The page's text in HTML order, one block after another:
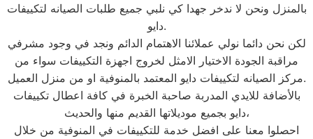
بالمنزل ونحن لا ندخر جهدا كي نلبي جميع طلبات الصيانه لتكييفات
دايو.
لكن نحن دائما نولي عملائنا الاهتمام الدائم ونجد في وجود مشرفي
مراقبة الجودة الاختيار الامثل لخروج اجهزة التكييفات سواء من
مركز الصيانه لتكييفات دايو المعتمد بالمنوفية او من منزل العميل.
بالأضافة للايدي المدربة صاحبة الخبرة في كافة اعطال تكييفات
دايو بجميع موديلاتها القديم منها والحديث،
احصلوا معنا على افضل خدمة للتكييفات في المنوفية من خلال